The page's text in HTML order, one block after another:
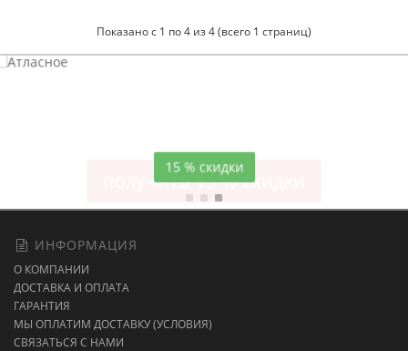
Показано с 1 по 4 из 4 (всего 1 страниц)
15 % скидки
ИНФОРМАЦИЯ
О КОМПАНИИ
ДОСТАВКА И ОПЛАТА
ГАРАНТИЯ
МЫ ОПЛАТИМ ДОСТАВКУ (УСЛОВИЯ)
СВЯЗАТЬСЯ С НАМИ